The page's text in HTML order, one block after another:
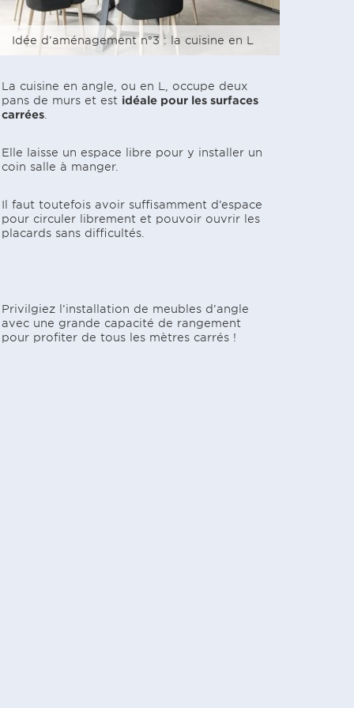
Idée d’aménagement n°3 : la cuisine en L
La cuisine en angle, ou en L, occupe deux
pans de murs et est idéale pour les surfaces
carrées
Elle laisse un espace libre pour y installer un
coin salle à manger.
Il faut toutefois avoir suffisamment d’espace
pour circuler librement et pouvoir ouvrir les
placards sans difficultés.
Privilgiez l’installation de meubles d’angle
avec une grande capacité de rangement
pour profiter de tous les mètres carrés !